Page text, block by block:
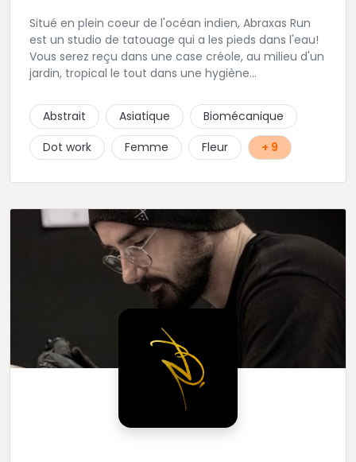
Situé en plein coeur de l'océan indien, Abraxas Run
est un studio de tatouage qui a les pieds dans l'eau!
Vous serez reçu dans une case créole, au milieu d'un
jardin, tropical le tout dans une hygiène
choix de bijoux et uniquement dans des matières
biocompatibles! Vous le trouverez à Saint-Gilles les
Bains...les doigts de pieds en éventail...
Abstrait Asiatique
Biomécanique
Dot work
Femme Fleur + 9